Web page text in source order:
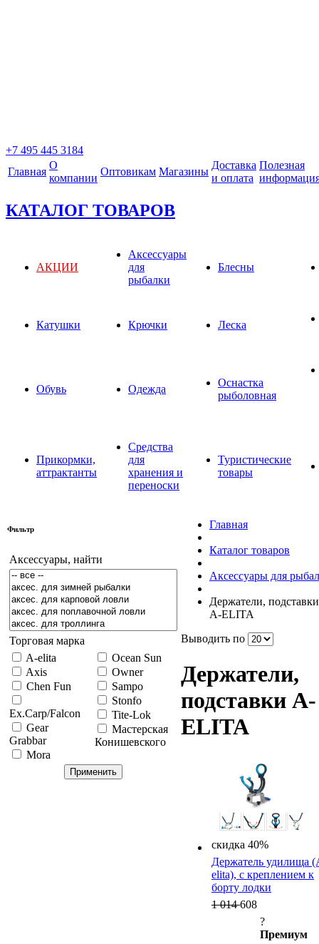
+7 495 445 3184
Главная
О
компании
Оптовикам Магазины
Доставка
и оплата
Полезная
КАТАЛОГ ТОВАРОВ
АКЦИИ
Аксессуары
для
рыбалки
Блесны
Катушки Крючки Леска
Обувь Одежда
Оснастка
рыболовная
Прикормки,
аттрактанты
Средства
для
хранения и
переноски
Туристические
товары
Фильтр
Аксессуары, найти
Торговая марка
A-elita
Axis
Chen Fun
Ex.Carp/Falcon
Gear
Grabbar
Mora
Ocean Sun
Owner
Sampo
Stonfo
Tite-Lok
Мастерская
Конишевского
Главная
Каталог товаров
Аксессуары для
Держатели, подставки
A-ELITA
Выводить по
Держатели,
подставки A-
ELITA
скидка 40%
Держатель удилища
elita), с креплением к
борту лодки
1 014608
?
Премиум